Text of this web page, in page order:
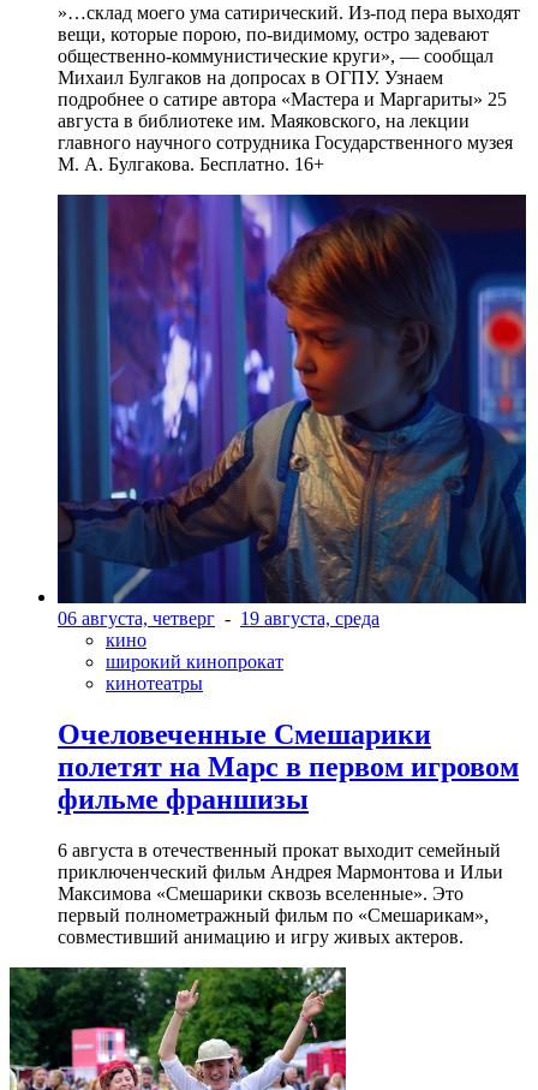
»…склад моего ума сатирический. Из-под пера выходят
вещи, которые порою, по-видимому, остро задевают
общественно-коммунистические круги», — сообщал
Михаил Булгаков на допросах в ОГПУ. Узнаем
подробнее о сатире автора «Мастера и Маргариты» 25
августа в библиотеке им. Маяковского, на лекции
главного научного сотрудника Государственного музея
М. А. Булгакова. Бесплатно. 16+
06 августа, четверг - 19 августа, среда
кино
широкий кинопрокат
кинотеатры
Очеловеченные Смешарики
полетят на Марс в первом игровом
фильме франшизы
6 августа в отечественный прокат выходит семейный
приключенческий фильм Андрея Мармонтова и Ильи
Максимова «Смешарики сквозь вселенные». Это
первый полнометражный фильм по «Смешарикам»,
совместивший анимацию и игру живых актеров.